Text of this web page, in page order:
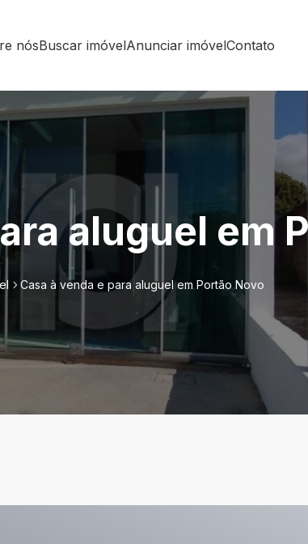
nósBuscar imóvelAnunciar imóvelContato
aluguel em
Casa à venda e para aluguel em Portão Novo